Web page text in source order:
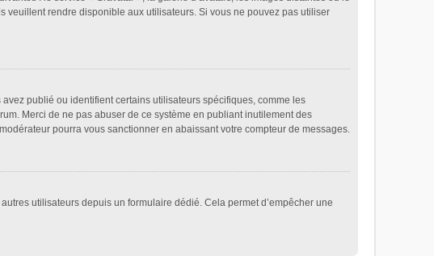
veuillent rendre disponible aux utilisateurs. Si vous ne pouvez pas utiliser
publié ou identifient certains utilisateurs spécifiques, comme les
Merci de ne pas abuser de ce système en publiant inutilement des
pourra vous sanctionner en abaissant votre compteur de messages.
utilisateurs depuis un formulaire dédié. Cela permet d’empêcher une